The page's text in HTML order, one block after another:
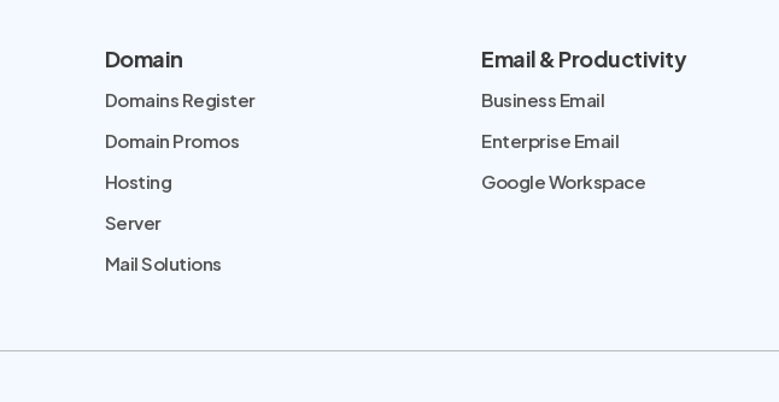
Domain
Domains Register
Domain Promos
Hosting
Server
Mail Solutions
Email & Productivity
Business Email
Enterprise Email
Google Workspace